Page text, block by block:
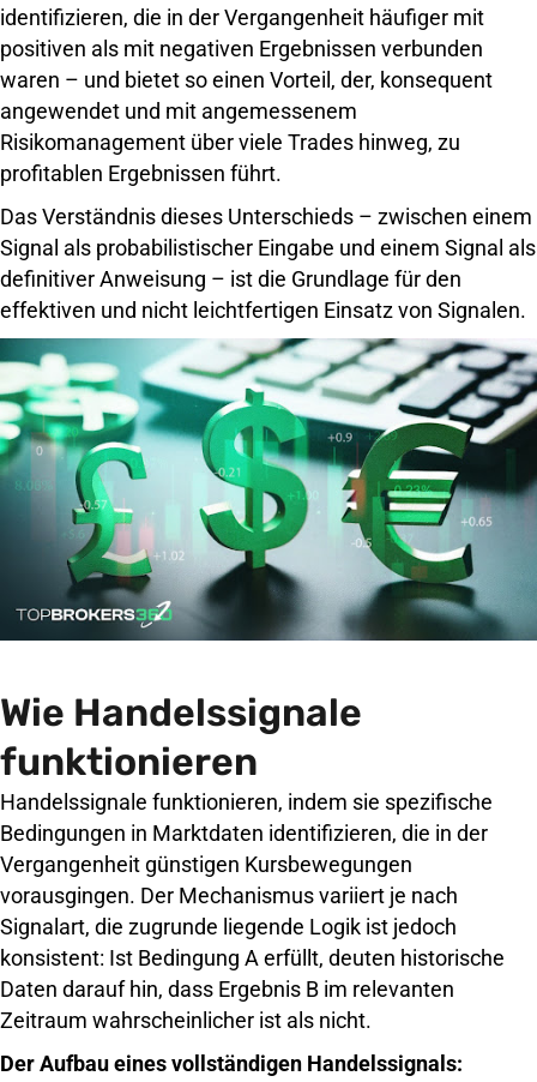
identifizieren, die in der Vergangenheit häufiger mit
positiven als mit negativen Ergebnissen verbunden
waren – und bietet so einen Vorteil, der, konsequent
angewendet und mit angemessenem
Risikomanagement über viele Trades hinweg, zu
profitablen Ergebnissen führt.
Das Verständnis dieses Unterschieds – zwischen einem
Signal als probabilistischer Eingabe und einem Signal als
definitiver Anweisung – ist die Grundlage für den
effektiven und nicht leichtfertigen Einsatz von Signalen.
Wie Handelssignale
funktionieren
Handelssignale funktionieren, indem sie spezifische
Bedingungen in Marktdaten identifizieren, die in der
Vergangenheit günstigen Kursbewegungen
vorausgingen. Der Mechanismus variiert je nach
Signalart, die zugrunde liegende Logik ist jedoch
konsistent: Ist Bedingung A erfüllt, deuten historische
Daten darauf hin, dass Ergebnis B im relevanten
Zeitraum wahrscheinlicher ist als nicht.
Der Aufbau eines vollständigen Handelssignals: